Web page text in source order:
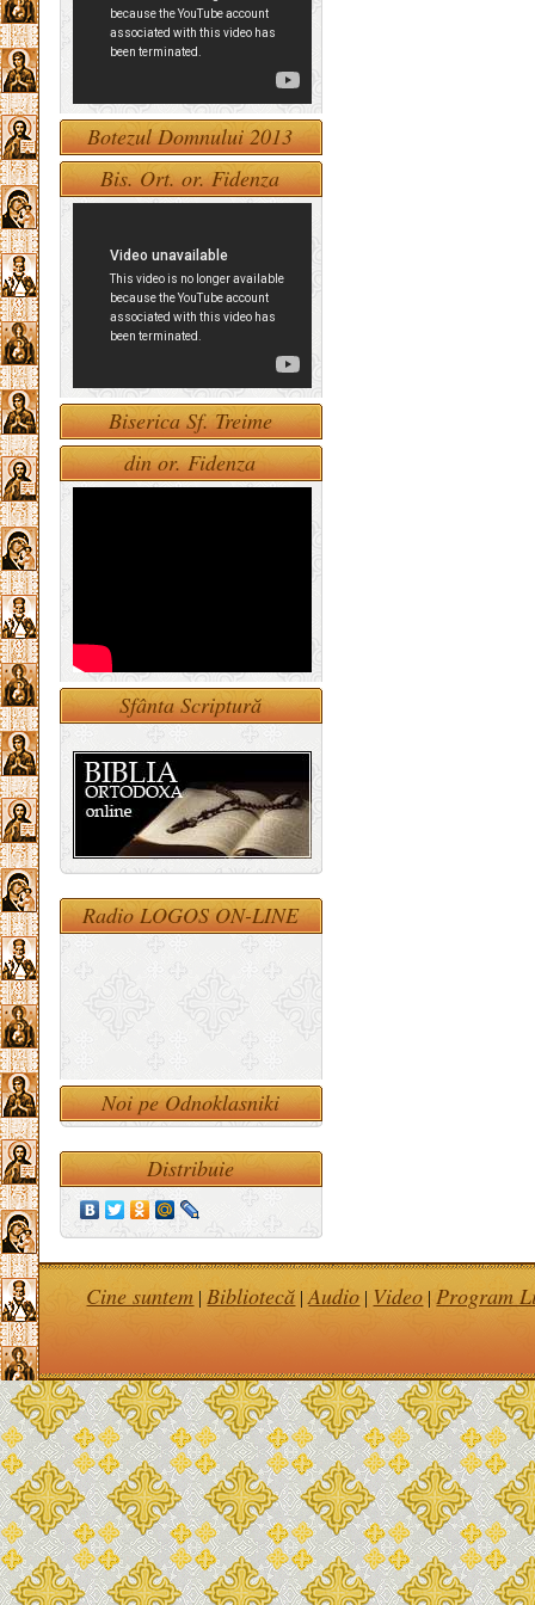
Botezul Domnului 2013
Bis. Ort. or. Fidenza
Biserica Sf. Treime
din or. Fidenza
Sfânta Scriptură
Radio LOGOS ON-LINE
Noi pe Odnoklasniki
Distribuie
Cine suntem | Bibliotecă |Audio | Video | Program